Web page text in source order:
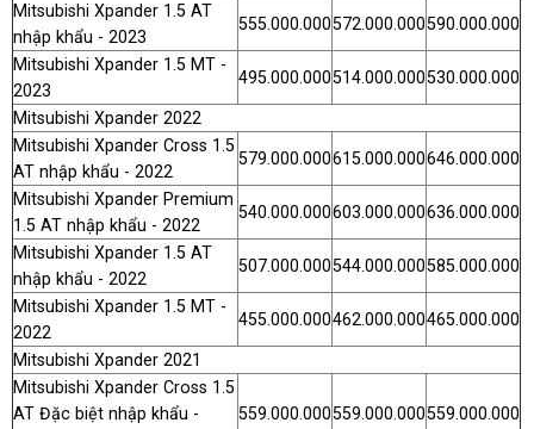
Mitsubishi Xpander 1.5 AT
nhập khẩu - 2023
555.000.000572.000.000590.000.000
Mitsubishi Xpander 1.5 MT -
2023
495.000.000514.000.000530.000.000
Mitsubishi Xpander 2022
Mitsubishi Xpander Cross 1.5
AT nhập khẩu - 2022
579.000.000615.000.000646.000.000
Mitsubishi Xpander Premium
1.5 AT nhập khẩu - 2022
540.000.000603.000.000636.000.000
Mitsubishi Xpander 1.5 AT
nhập khẩu - 2022
507.000.000544.000.000585.000.000
Mitsubishi Xpander 1.5 MT -
2022
455.000.000462.000.000465.000.000
Mitsubishi Xpander 2021
Mitsubishi Xpander Cross 1.5
AT Đặc biệt nhập khẩu -
559.000.000559.000.000559.000.000